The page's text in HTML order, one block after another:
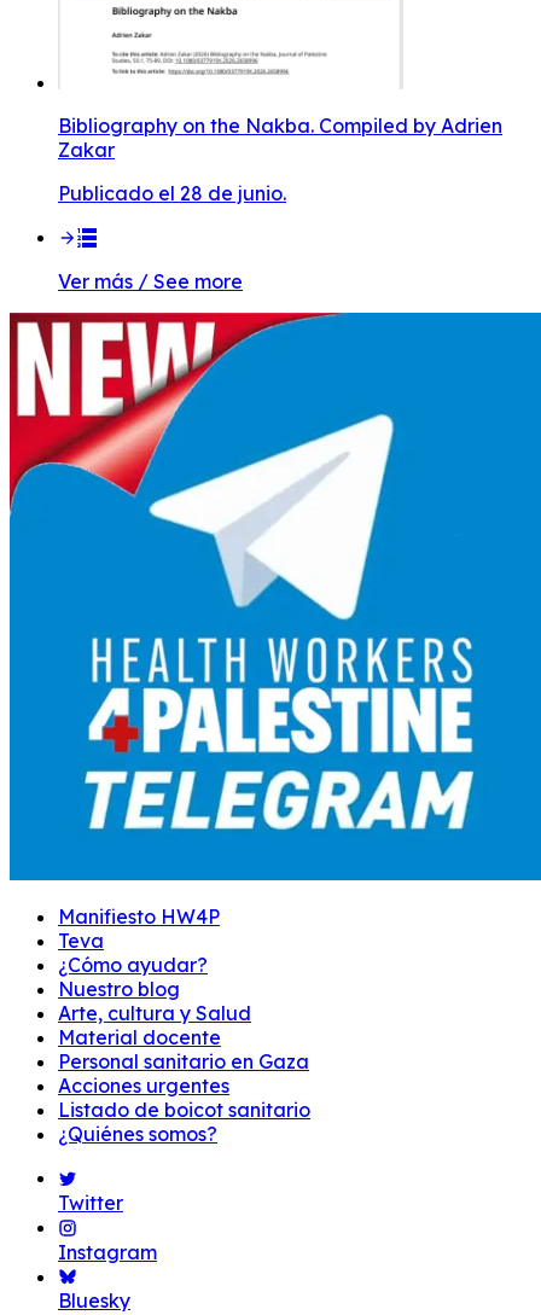
Bibliography on the Nakba. Compiled by Adrien
Zakar
Publicado el 28 de junio.
Ver más / See more
Manifiesto HW4P
Teva
¿Cómo ayudar?
Nuestro blog
Arte, cultura y Salud
Material docente
Personal sanitario en Gaza
Acciones urgentes
Listado de boicot sanitario
¿Quiénes somos?
Twitter
Instagram
Bluesky